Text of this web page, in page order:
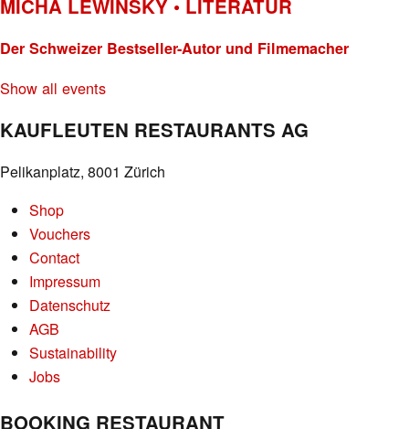
MICHA LEWINSKY • LITERATUR
Der Schweizer Bestseller-Autor und Filmemacher
Show all events
KAUFLEUTEN RESTAURANTS AG
Pelikanplatz, 8001 Zürich
Shop
Vouchers
Contact
Impressum
Datenschutz
AGB
Sustainability
Jobs
BOOKING RESTAURANT